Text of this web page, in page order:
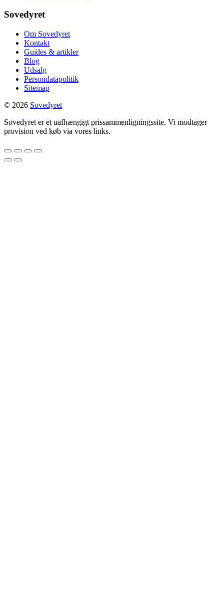
Sovedyret
Om Sovedyret
Kontakt
Guides & artikler
Blog
Udsalg
Persondatapolitik
Sitemap
© 2026 Sovedyret
Sovedyret er et uafhængigt prissammenligningssite. Vi modtager
provision ved køb via vores links.